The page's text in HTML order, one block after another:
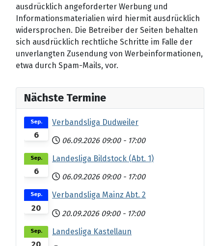
ausdrücklich angeforderter Werbung und
Informationsmaterialien wird hiermit ausdrücklich
widersprochen. Die Betreiber der Seiten behalten
sich ausdrücklich rechtliche Schritte im Falle der
unverlangten Zusendung von Werbeinformationen,
etwa durch Spam-Mails, vor.
Nächste Termine
6
Sep.
Verbandsliga Dudweiler
06.09.2026 09:00 - 17:00
6
Sep.
Landesliga Bildstock (Abt. 1)
06.09.2026 09:00 - 17:00
20
Sep.
Verbandsliga Mainz Abt. 2
20.09.2026 09:00 - 17:00
20
Sep.
Landesliga Kastellaun